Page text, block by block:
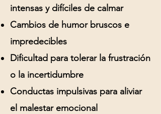
intensas y difíciles de calmar
Cambios de humor bruscos e
impredecibles
Dificultad para tolerar la frustración
o la incertidumbre
Conductas impulsivas para aliviar
el malestar emocional